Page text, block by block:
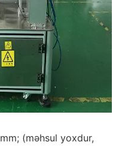
(məhsul yoxdur,